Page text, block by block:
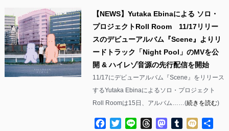
【NEWS】Yutaka Ebinaによる ソロ・
プロジェクトRoll Room 11/17リリー
スのデビューアルバム『Scene』よりリ
ードトラック「Night Pool」のMVを公
開 & ハイレゾ音源の先行配信を開始
11/17にデビューアルバム『Scene』をリリース
するYutaka Ebinaによるソロ・プロジェクト
Roll Roomは15日、アルバム……(続きを読む)
Facebook
TwitterLine ThreadsMastodon
Tumblr
Mixi